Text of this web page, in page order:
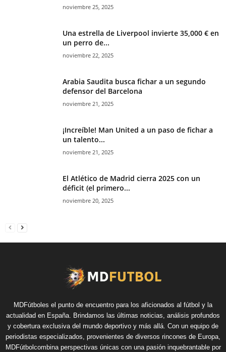
noviembre 25, 2025
Una estrella de Liverpool invierte 35,000 € en
un perro de...
noviembre 22, 2025
Arabia Saudita busca fichar a un segundo
defensor del Barcelona
noviembre 21, 2025
¡Increíble! Man United a un paso de fichar a
un talento...
noviembre 21, 2025
El Atlético de Madrid cierra 2025 con un
déficit (el primero...
noviembre 20, 2025
MDFútboles el punto de encuentro para los aficionados al fútbol y la
actualidad en España. Brindamos las últimas noticias, análisis profundos
y cobertura exclusiva del mundo deportivo y más allá. Con un equipo de
periodistas especializados, provenientes de diversos rincones de Europa,
MDFútbolcombina perspectivas únicas con una pasión inquebrantable por